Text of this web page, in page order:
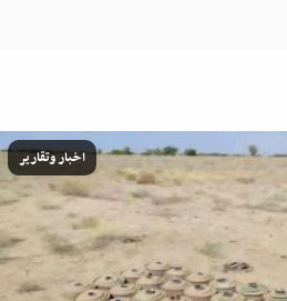
اخبار وتقارير